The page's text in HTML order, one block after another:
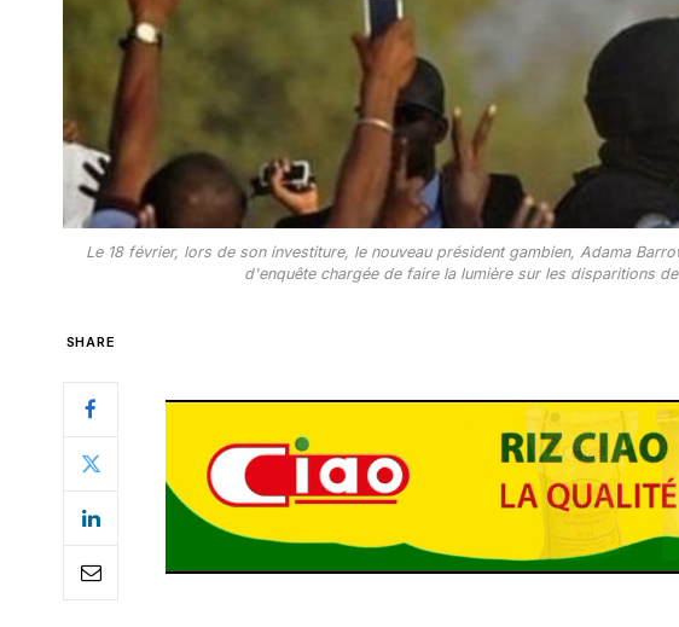
Le 18 février, lors de son investiture, le nouveau président gambien, Adama
d'enquête chargée de faire la lumière sur les disparitions
SHARE